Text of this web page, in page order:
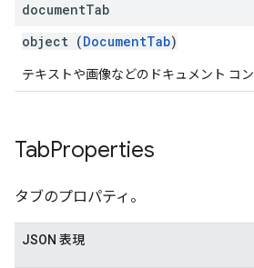
documentTab
object (DocumentTab)
テキストや画像などのドキュメント コ
TabProperties
タブのプロパティ。
JSON 表現